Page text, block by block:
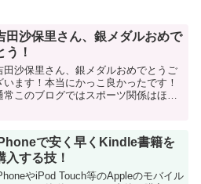
田沙保里さん、銀メダルおめで
う！
田沙保里さん、銀メダルおめでとうご
います！本当にかっこ良かったです！
常このブログではスポーツ関係はほと
欲しいです。 極限までのプレッシャーを
えての銀メ...で安く早くKindle書籍を
入する技！
やiPod Touch等のAppleのモバイル